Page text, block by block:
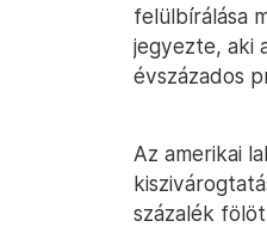
felülbírálása
jegyezte, aki
évszázados
Az amerikai
százalék